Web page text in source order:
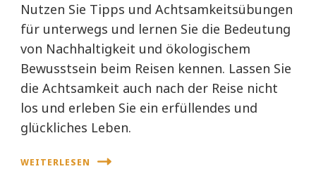
Nutzen Sie Tipps und Achtsamkeitsübungen
für unterwegs und lernen Sie die Bedeutung
von Nachhaltigkeit und ökologischem
Bewusstsein beim Reisen kennen. Lassen Sie
die Achtsamkeit auch nach der Reise nicht
los und erleben Sie ein erfüllendes und
glückliches Leben.
WEITERLESEN